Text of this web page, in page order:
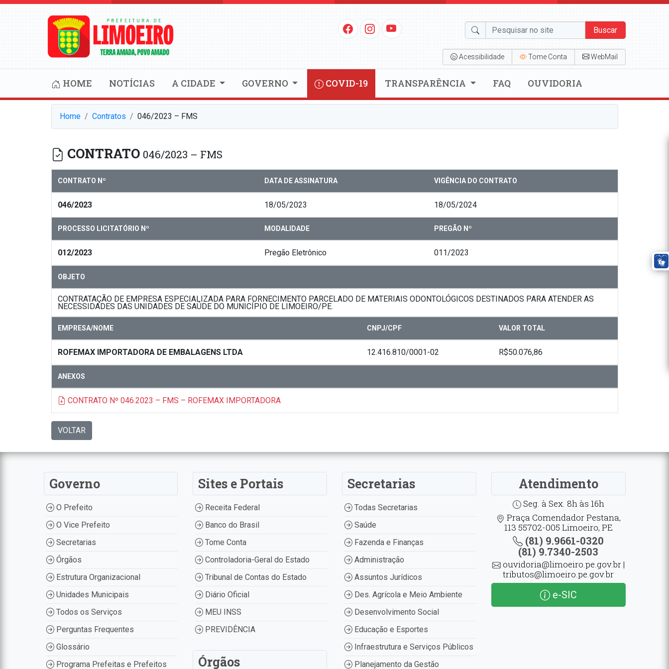
Buscar
Acessibilidade Tome Conta WebMail
HOME NOTÍCIAS A CIDADE GOVERNO COVID-19 TRANSPARÊNCIA FAQ OUVIDORIA
Home Contratos 046/2023 – FMS
CONTRATO 046/2023 – FMS
CONTRATO Nº DATA DE ASSINATURA VIGÊNCIA DO CONTRATO
046/2023 18/05/2023 18/05/2024
PROCESSO LICITATÓRIO Nº MODALIDADE PREGÃO Nº
012/2023 Pregão Eletrônico 011/2023
OBJETO
CONTRATAÇÃO DE EMPRESA ESPECIALIZADA PARA FORNECIMENTO PARCELADO DE MATERIAIS ODONTOLÓGICOS DESTINADOS PARA ATENDER AS
NECESSIDADES DAS UNIDADES DE SAÚDE DO MUNICÍPIO DE LIMOEIRO/PE.
EMPRESA/NOME CNPJ/CPF VALOR TOTAL
ROFEMAX IMPORTADORA DE EMBALAGENS LTDA 12.416.810/0001-02 R$50.076,86
ANEXOS
CONTRATO Nº 046.2023 – FMS – ROFEMAX IMPORTADORA
VOLTAR
Governo
O Prefeito
O Vice Prefeito
Secretarias
Órgãos
Estrutura Organizacional
Unidades Municipais
Todos os Serviços
Perguntas Frequentes
Glossário
Programa Prefeitas e Prefeitos
Sites e Portais
Receita Federal
Banco do Brasil
Tome Conta
Controladoria-Geral do Estado
Tribunal de Contas do Estado
Diário Oficial
MEU INSS
PREVIDÊNCIA
Órgãos
Secretarias
Todas Secretarias
Saúde
Fazenda e Finanças
Administração
Assuntos Jurídicos
Des. Agrícola e Meio Ambiente
Desenvolvimento Social
Educação e Esportes
Infraestrutura e Serviços Públicos
Planejamento da Gestão
Atendimento
Seg. à Sex. 8h às 16h
Praça Comendador Pestana,
113 55702-005 Limoeiro, PE
(81) 9.9661-0320
(81) 9.7340-2503
ouvidoria@limoeiro.pe.gov.br |
tributos@limoeiro.pe.gov.br
e-SIC